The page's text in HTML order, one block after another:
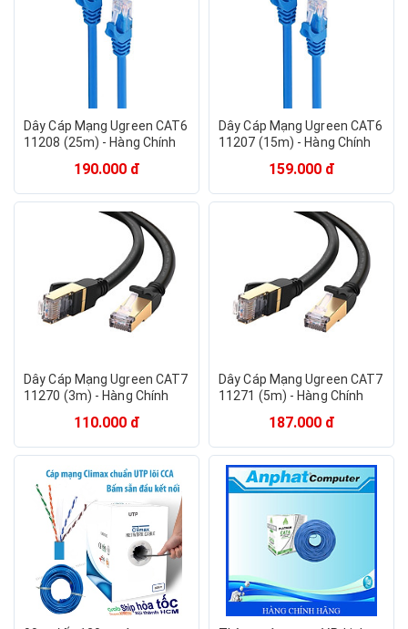
Dây Cáp Mạng Ugreen CAT6
11208 (25m) - Hàng Chính
190.000 đ
Dây Cáp Mạng Ugreen CAT6
11207 (15m) - Hàng Chính
159.000 đ
Dây Cáp Mạng Ugreen CAT7
11270 (3m) - Hàng Chính
110.000 đ
Dây Cáp Mạng Ugreen CAT7
11271 (5m) - Hàng Chính
187.000 đ